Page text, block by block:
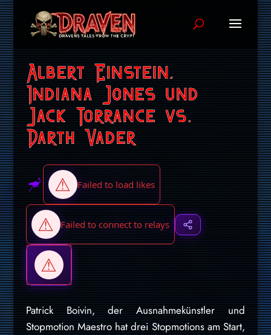
Albert Einstein,
Indiana Jones und
Jack Torrance vs.
Darth Vader
Patrick Boivin, der Ausnahmekünstler und
Stopmotion Maestro hat drei Stopmotions am Start,